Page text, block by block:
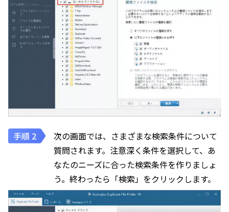
次の画面では、さまざまな検索条件について
質問されます。注意深く条件を選択して、あ
なたのニーズに合った検索条件を作りましょ
う。終わったら「検索」をクリックします。